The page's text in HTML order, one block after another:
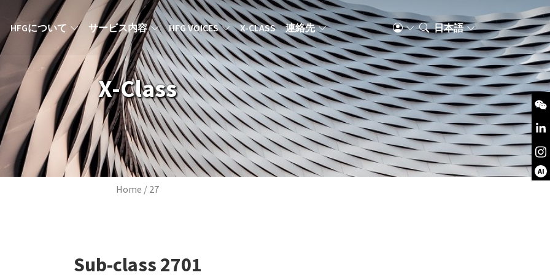
MAIN NAVIGATION JA
HFGについて サービス内容 HFG VOICES X-CLASS 連絡先 日本語
X-Class
Breadcrumb
Home 27
Sub-class 2701
AI